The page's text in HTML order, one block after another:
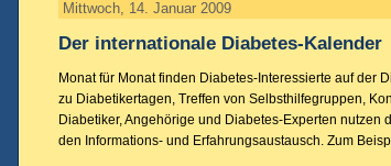
Mittwoch, 14. Januar 2009
Der internationale Diabetes-Kalender
Monat für Monat finden Diabetes-Interessierte auf der
zu Diabetikertagen, Treffen von Selbsthilfegruppen,
Diabetiker, Angehörige und Diabetes-Experten nutzen
den Informations- und Erfahrungsaustausch. Zum